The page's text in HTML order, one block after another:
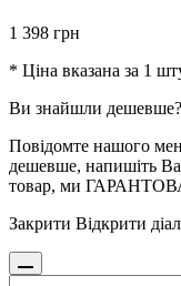
1 398 грн
* Ціна вказана за 1
Ви знайшли дешевше?
Повідомте нашого
дешевше, напишіть
товар, ми
Закрити Відкрити